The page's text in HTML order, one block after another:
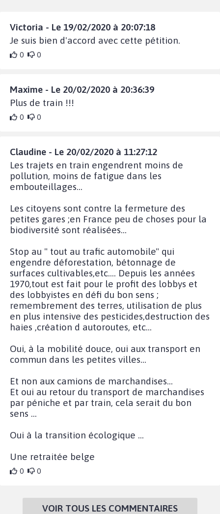
Victoria - Le 19/02/2020 à 20:07:18
Je suis bien d'accord avec cette pétition.
0 0
Maxime - Le 20/02/2020 à 20:36:39
Plus de train !!!
0 0
Claudine - Le 20/02/2020 à 11:27:12
Les trajets en train engendrent moins de
pollution, moins de fatigue dans les
embouteillages...
Les citoyens sont contre la fermeture des
petites gares ;en France peu de choses pour la
biodiversité sont réalisées...
Stop au " tout au trafic automobile" qui
engendre déforestation, bétonnage de
surfaces cultivables,etc.... Depuis les années
1970,tout est fait pour le profit des lobbys et
des lobbyistes en défi du bon sens ;
remembrement des terres, utilisation de plus
en plus intensive des pesticides,destruction des
haies ,création d autoroutes, etc...
Oui, à la mobilité douce, oui aux transport en
commun dans les petites villes...
Et non aux camions de marchandises...
Et oui au retour du transport de marchandises
par péniche et par train, cela serait du bon
sens ...
Oui à la transition écologique ...
Une retraitée belge
0 0
VOIR TOUS LES COMMENTAIRES